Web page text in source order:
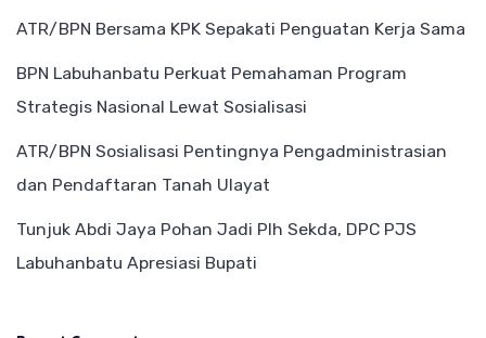
ATR/BPN Bersama KPK Sepakati Penguatan Kerja Sama
BPN Labuhanbatu Perkuat Pemahaman Program
Strategis Nasional Lewat Sosialisasi
ATR/BPN Sosialisasi Pentingnya Pengadministrasian
dan Pendaftaran Tanah Ulayat
Tunjuk Abdi Jaya Pohan Jadi Plh Sekda, DPC PJS
Labuhanbatu Apresiasi Bupati